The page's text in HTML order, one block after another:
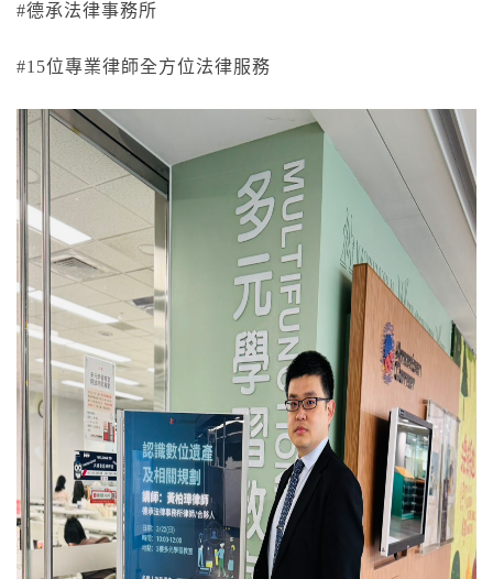
#德承法律事務所
#15位專業律師全方位法律服務